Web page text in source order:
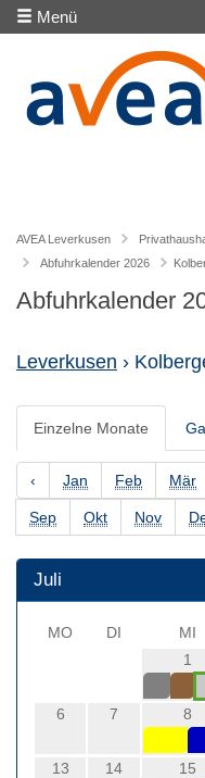
Menü
AVEA Leverkusen
Abfuhrkalender 2026
Abfuhrkalender
Leverkusen ›
Einzelne Monate
‹ Jan Feb Mär
Sep Okt Nov
Juli
MO DI MI
1
6 7 8
13 14 15